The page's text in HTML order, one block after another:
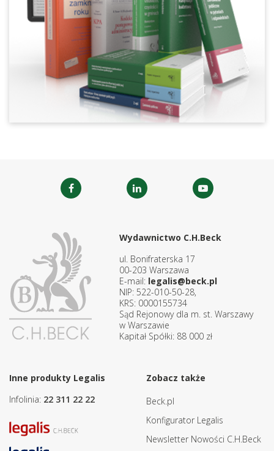
Wydawnictwo C.H.Beck
ul. Bonifraterska 17
00-203 Warszawa
E-mail: legalis@beck.pl
NIP: 522-010-50-28,
KRS: 0000155734
Sąd Rejonowy dla m. st. Warszawy
w Warszawie
Kapitał Spółki: 88 000 zł
Inne produkty Legalis
Infolinia: 22 311 22 22
Zobacz także
Beck.pl
Konfigurator Legalis
Newsletter Nowości C.H.Beck